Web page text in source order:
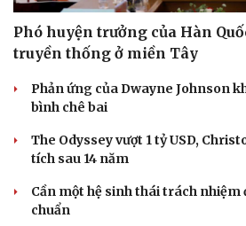
Phó huyện trưởng của Hàn
truyền thống ở miền Tây
Phản ứng của Dwayne Johnson
bình chê bai
The Odyssey vượt 1 tỷ USD,
tích sau 14 năm
Cần một hệ sinh thái trách nhiệm
chuẩn